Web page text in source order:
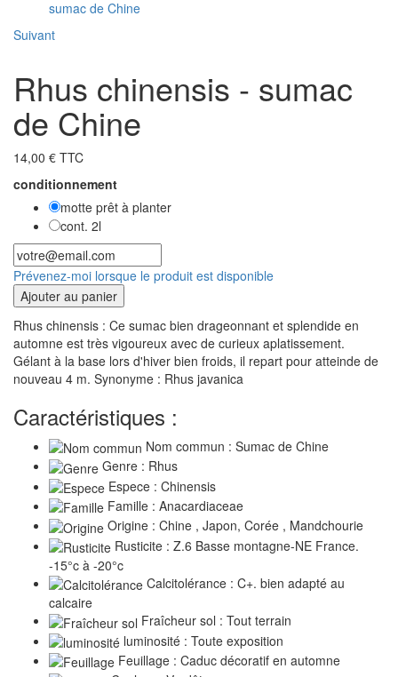
Suivant
Rhus chinensis - sumac
de Chine
14,00 € TTC
conditionnement
motte prêt à planter
cont. 2l
Prévenez-moi lorsque le produit est disponible
Ajouter au panier
Rhus chinensis : Ce sumac bien drageonnant et splendide en
automne est très vigoureux avec de curieux aplatissement.
Gélant à la base lors d'hiver bien froids, il repart pour atteinde de
nouveau 4 m. Synonyme : Rhus javanica
Caractéristiques :
Nom commun : Sumac de Chine
Genre : Rhus
Espece : Chinensis
Famille : Anacardiaceae
Origine : Chine , Japon, Corée , Mandchourie
Rusticite : Z.6 Basse montagne-NE France.
-15°c à -20°c
Calcitolérance : C+. bien adapté au
calcaire
Fraîcheur sol : Tout terrain
luminosité : Toute exposition
Feuillage : Caduc décoratif en automne